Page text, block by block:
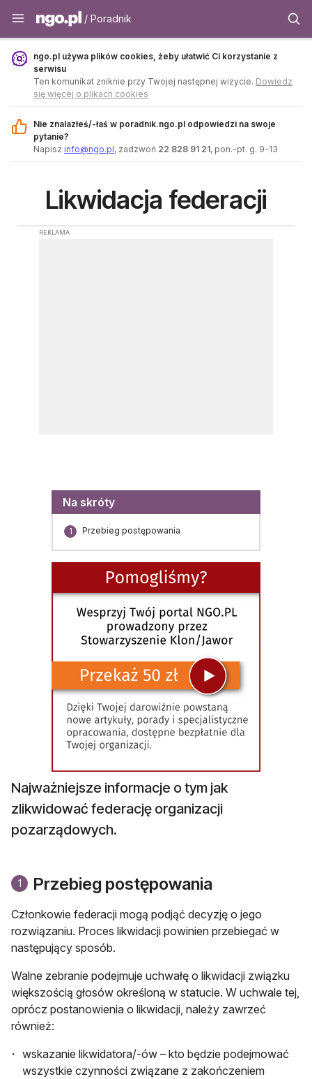
Poradnik - ngo.pl
/ Poradnik
ngo.pl używa plików cookies, żeby ułatwić Ci korzystanie z
serwisu
Ten komunikat zniknie przy Twojej następnej wizycie. Dowiedz
się więcej o plikach cookies
Nie znalazłeś/-łaś w poradnik.ngo.pl odpowiedzi na swoje
pytanie?
Napisz info@ngo.pl, zadzwoń 22 828 91 21, pon.-pt. g. 9-13
Likwidacja federacji
REKLAMA
Menu
Na skróty
1 Przebieg postępowania
Najważniejsze informacje o tym jak
zlikwidować federację organizacji
pozarządowych.
1 Przebieg postępowania
Członkowie federacji mogą podjąć decyzję o jego
rozwiązaniu. Proces likwidacji powinien przebiegać w
następujący sposób.
Walne zebranie podejmuje uchwałę o likwidacji związku
większością głosów określoną w statucie. W uchwale tej,
oprócz postanowienia o likwidacji, należy zawrzeć
również:
wskazanie likwidatora/-ów – kto będzie podejmować
wszystkie czynności związane z zakończeniem